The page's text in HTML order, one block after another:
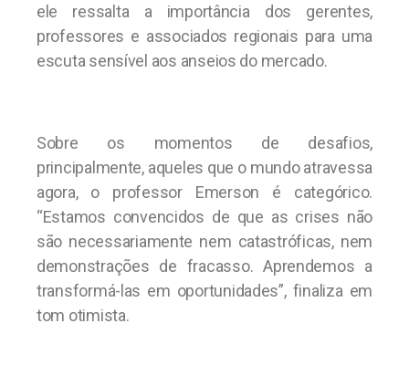
ele ressalta a importância dos gerentes,
professores e associados regionais para uma
escuta sensível aos anseios do mercado.
Sobre os momentos de desafios,
principalmente, aqueles que o mundo atravessa
agora, o professor Emerson é categórico.
“Estamos convencidos de que as crises não
são necessariamente nem catastróficas, nem
demonstrações de fracasso. Aprendemos a
transformá-las em oportunidades”, finaliza em
tom otimista.